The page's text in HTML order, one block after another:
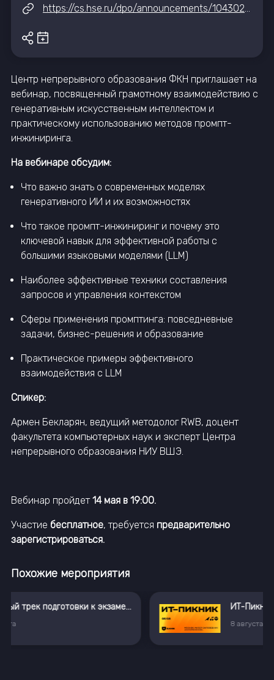
https://cs.hse.ru/dpo/announcements/1043029028.html
Центр непрерывного образования ФКН приглашает на
вебинар, посвященный грамотному взаимодействию с
генеративным искусственным интеллектом и
практическому использованию методов промпт-
инжиниринга.
На вебинаре обсудим:
Что важно знать о современных моделях
генеративного ИИ и их возможностях
Что такое промпт-инжиниринг и почему это
ключевой навык для эффективной работы с
большими языковыми моделями (LLM)
Наиболее эффективные техники составления
запросов и управления контекстом
Сферы применения промптинга: повседневные
задачи, бизнес-решения и образование
Практическое примеры эффективного
взаимодействия с LLM
Спикер:
Армен Бекларян, ведущий методолог RWB, доцент
факультета компьютерных наук и эксперт Центра
непрерывного образования НИУ ВШЭ.
Вебинар пройдет14 мая в 19:00.
Участие бесплатное, требуется предварительно
зарегистрироваться.
Похожие мероприятия
ИТ-Пикник